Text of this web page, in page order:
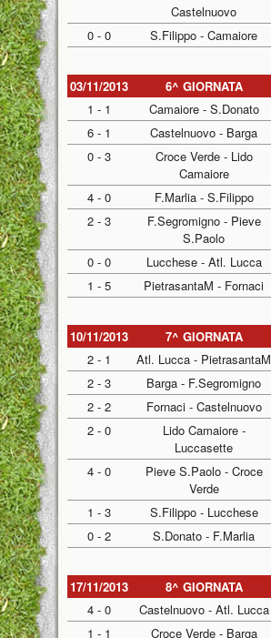
Castelnuovo
0 - 0 S.Filippo - Camaiore
03/11/2013 6^ GIORNATA
1 - 1
Camaiore - S.Donato
6 - 1
Castelnuovo - Barga
0 - 3
Croce Verde - Lido
Camaiore
4 - 0 F.Marlia - S.Filippo
2 - 3
F.Segromigno - Pieve
S.Paolo
0 - 0 Lucchese - Atl. Lucca
1 - 5
PietrasantaM - Fornaci
10/11/2013 7^ GIORNATA
2 - 1
Atl. Lucca - PietrasantaM
2 - 3
Barga - F.Segromigno
2 - 2
Fornaci - Castelnuovo
2 - 0
Lido Camaiore -
Luccasette
4 - 0
Pieve S.Paolo - Croce
Verde
1 - 3 S.Filippo - Lucchese
0 - 2
S.Donato - F.Marlia
17/11/2013 8^ GIORNATA
4 - 0
Castelnuovo - Atl. Lucca
1 - 1
Croce Verde - Barga